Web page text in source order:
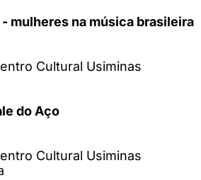
mulheres na música brasileira
Cultural Usiminas
do Aço
Cultural Usiminas